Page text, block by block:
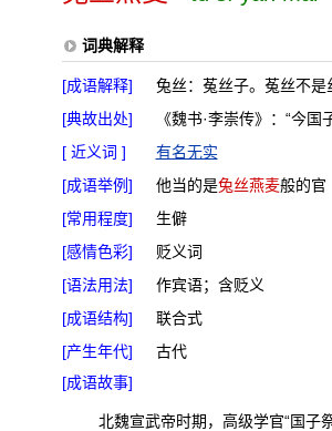
词典解释
[成语解释]
兔丝：菟丝子。菟丝不是
[典故出处]
《魏书·李崇传》：“今
[ 近义词 ]
有名无实
[成语举例]
他当的是兔丝燕麦般的官
[常用程度]
生僻
[感情色彩]
贬义词
[语法用法]
作宾语；含贬义
[成语结构]
联合式
[产生年代]
古代
[成语故事]
北魏宣武帝时期，高级学官“国子